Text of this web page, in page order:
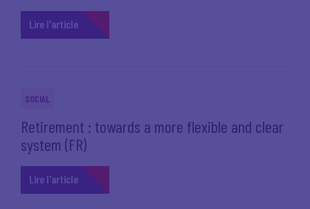
Lire l'article
SOCIAL
Retirement : towards a more flexible and clear
system (FR)
Lire l'article